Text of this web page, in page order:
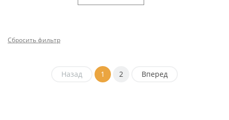
Сбросить фильтр
Назад 1 2 Вперед